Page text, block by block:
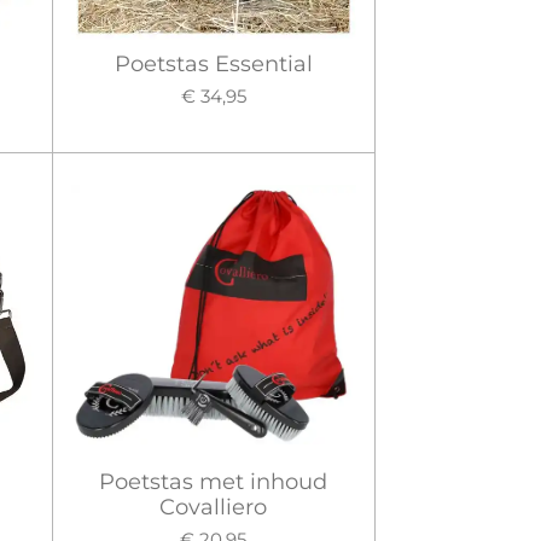
Poetstas Essential
€ 34,95
Poetstas met inhoud
Covalliero